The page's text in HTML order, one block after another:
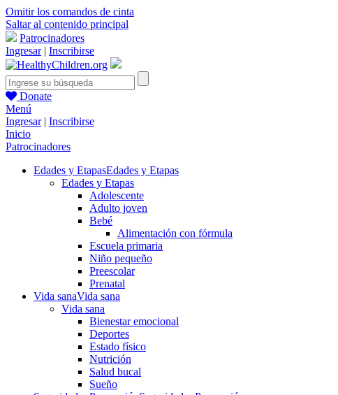
Omitir los comandos de cinta
Saltar al contenido principal
Patrocinadores
Ingresar| Inscribirse
Donate
Menú
Ingresar| Inscribirse
Inicio
Patrocinadores
Edades y EtapasEdades y Etapas
Edades y Etapas
Adolescente
Adulto joven
Bebé
Alimentación con fórmula
Escuela primaria
Niño pequeño
Preescolar
Prenatal
Vida sanaVida sana
Vida sana
Bienestar emocional
Deportes
Estado físico
Nutrición
Salud bucal
Sueño